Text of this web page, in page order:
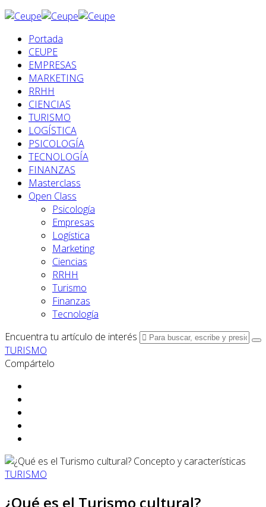
Portada
CEUPE
EMPRESAS
MARKETING
RRHH
CIENCIAS
TURISMO
LOGÍSTICA
PSICOLOGÍA
TECNOLOGÍA
FINANZAS
Masterclass
Open Class
Psicología
Empresas
Logística
Marketing
Ciencias
RRHH
Turismo
Finanzas
Tecnología
Encuentra tu artículo de interés
TURISMO
Compártelo
TURISMO
¿Qué es el Turismo cultural?